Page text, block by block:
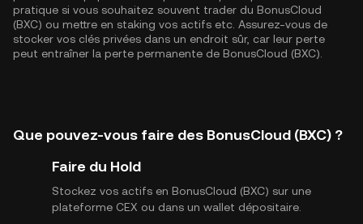
pratique si vous souhaitez souvent trader du BonusCloud
(BXC) ou mettre en staking vos actifs etc. Assurez-vous de
stocker vos clés privées dans un endroit sûr, car leur perte
peut entraîner la perte permanente de BonusCloud (BXC).
Que pouvez-vous faire des BonusCloud (BXC) ?
Faire du Hold
Stockez vos actifs en BonusCloud (BXC) sur une
plateforme CEX ou dans un wallet dépositaire.